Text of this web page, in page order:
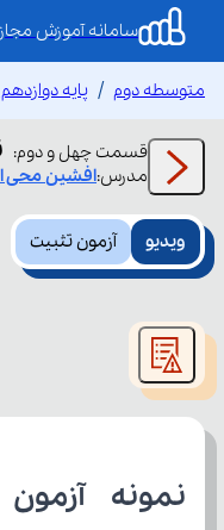
سامانه آموزش
متوسطه دوم پایه
قسمت چهل و دوم:
مدرس:افشینمحی
ویدیو آزمون تثبیت
modal
window.
because the server
is not supported.